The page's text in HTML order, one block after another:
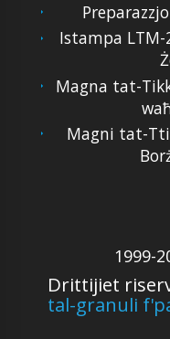
1999-
Drittijiet
tal-granuli
Istampa
Magna tat-
Magni tat-